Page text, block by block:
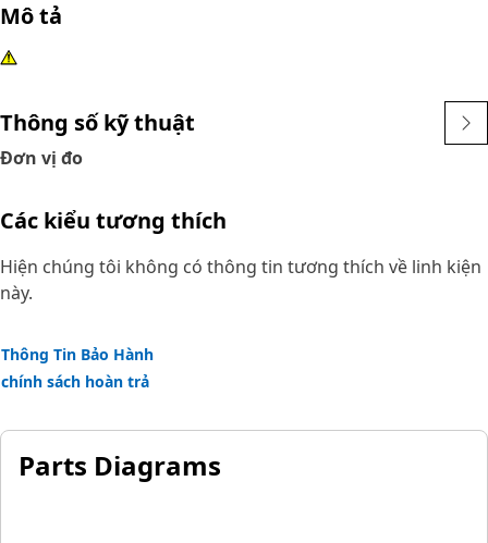
Mô tả
Thông số kỹ thuật
Đơn vị đo
Các kiểu tương thích
Hiện chúng tôi không có thông tin tương thích về linh kiện
này.
Thông Tin Bảo Hành
chính sách hoàn trả
Parts Diagrams